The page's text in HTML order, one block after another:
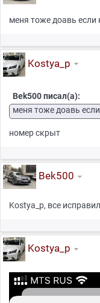
меня тоже доавь
Kostya_p
Bek500 писал(а):
меня тоже доавь
номер скрыт
Bek500
Kostya_p, все
Kostya_p